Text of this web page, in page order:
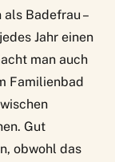
Badefrau –
Jahr einen
man auch
Familienbad
Gut
obwohl das